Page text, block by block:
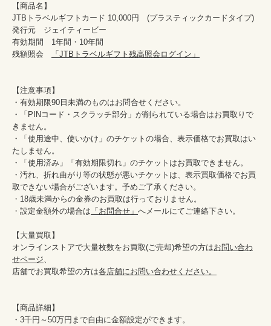
【商品名】
JTBトラベルギフトカード 10,000円　(プラスティックカードタイプ)
発行元　ジェイティービー
有効期間　1年間・10年間
残額照会
「JTBトラベルギフト残高照会ログイン」
【注意事項】
・有効期限90日未満のものはお問合せください。
・「PINコード・スクラッチ部分」が削られている場合はお買取りで
きません。
・「使用途中、使いかけ」のチケットの場合、表示価格でお買取はい
たしません。
・「使用済み」「有効期限切れ」のチケットはお買取できません。
・汚れ、折れ曲がり等の状態が悪いチケットは、表示買取価格でお買
取できない場合がございます。予めご了承ください。
・18歳未満からの金券のお買取は行っておりません。
・設定金額外の場合は 「お問合せ」 へメールにてご連絡下さい。
【大量買取】
オンラインストアで大量枚数をお買取(ご売却)希望の方はお問い合わ
せページ
店舗でお買取希望の方は各店舗にお問い合わせください。
【商品詳細】
・3千円～50万円まで自由に金額設定ができます。